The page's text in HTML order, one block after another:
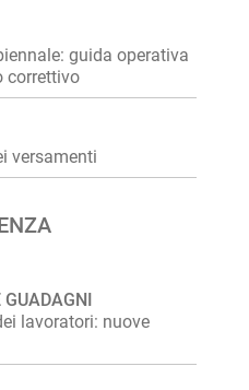
guida operativa
correttivo
versamenti
lavoratori: nuove